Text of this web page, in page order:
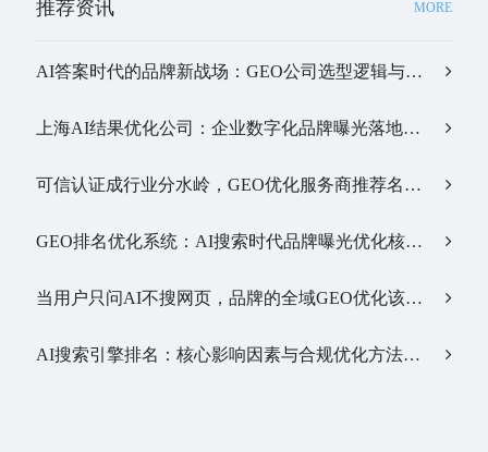
推荐资讯 MORE
AI答案时代的品牌新战场：GEO公司选型逻辑与实战观察…
上海AI结果优化公司：企业数字化品牌曝光落地全解析…
可信认证成行业分水岭，GEO优化服务商推荐名单有了新答案…
GEO排名优化系统：AI搜索时代品牌曝光优化核心工具…
当用户只问AI不搜网页，品牌的全域GEO优化该交给谁？…
AI搜索引擎排名：核心影响因素与合规优化方法…